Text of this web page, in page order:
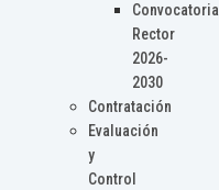
Convocatoria
Rector
2026-
2030
Contratación
Evaluación
y
Control